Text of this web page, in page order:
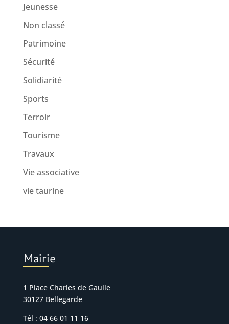
Jeunesse
Non classé
Patrimoine
Sécurité
Solidiarité
Sports
Terroir
Tourisme
Travaux
Vie associative
vie taurine
Mairie
1 Place Charles de Gaulle
30127 Bellegarde
Tél : 04 66 01 11 16